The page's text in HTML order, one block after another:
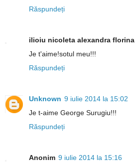
Răspundeți
ilioiu nicoleta alexandra florina
Je t'aime!sotul meu!!!
Răspundeți
Unknown 9 iulie 2014 la 15:02
Je t-aime George Surugiu!!!
Răspundeți
Anonim 9 iulie 2014 la 15:16